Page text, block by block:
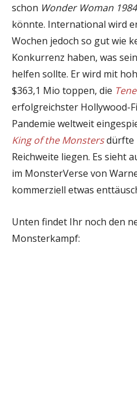
schon Wonder Woman 1984
könnte. International wird
Wochen jedoch so gut wie
Konkurrenz haben, was
helfen sollte. Er wird mit
$363,1 Mio toppen, die
erfolgreichster Hollywood-
Pandemie weltweit
King of the Monstersdürfte
Reichweite liegen. Es sieht
im MonsterVerse von
kommerziell etwas
Unten findet Ihr noch den
Monsterkampf: